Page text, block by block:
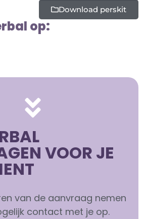
Download perskit
op:
VOOR JE
van de aanvraag nemen
contact met je op.